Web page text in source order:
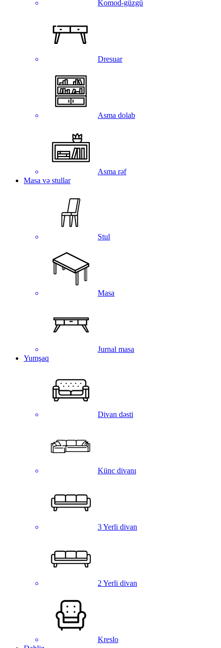
Komod-güzgü
Dresuar
Asma dolab
Asma rəf
Masa və stullar
Stul
Masa
Jurnal masa
Yumşaq
Divan dəsti
Künc divanı
3 Yerli divan
2 Yerli divan
Kreslo